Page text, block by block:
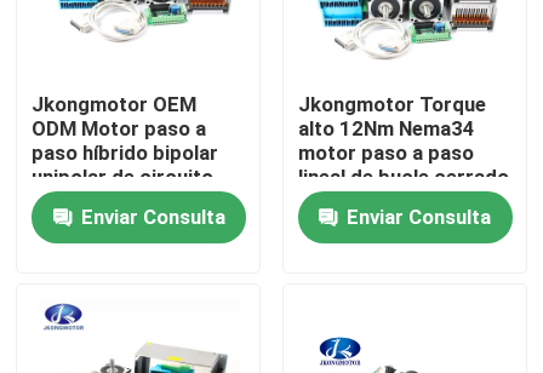
Hogar
Sobre nosotros
Jkongmotor OEM
ODM Motor paso a
paso híbrido bipolar
unipolar de circuito
cerrado con caja de
cambios, freno y
controlador integrado
Enviar Consulta
Jkongmotor Torque
alto 12Nm Nema34
motor paso a paso
lineal de bucle cerrado
para máquina de sexo
con codificador y
conductor
Enviar Consulta